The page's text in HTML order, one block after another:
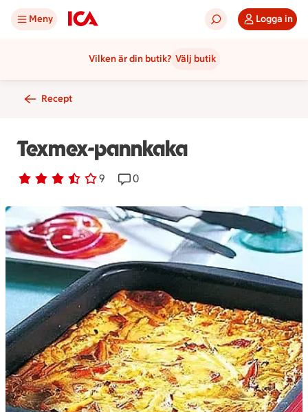
Meny Logga in
Vilken är din butik? Välj butik
Recept
Texmex-pannkaka
Betyg 3.2 av 5. 9
9 personer har röstatReceptet har 0 kommentarer
0